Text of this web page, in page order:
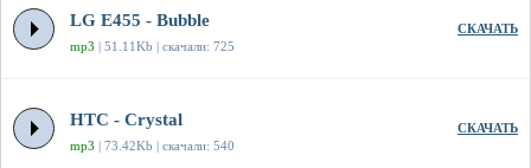
LG E455 - Bubble
mp3 | 51.11Kb | скачали: 725
СКАЧАТЬ
HTC - Crystal
mp3 | 73.42Kb | скачали: 540
СКАЧАТЬ